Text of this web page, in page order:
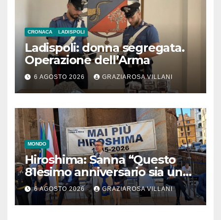
CRONACA LADISPOLI
Ladispoli: donna segregata.
Operazione dell’Arma
6 AGOSTO 2026 GRAZIAROSA VILLANI
MONDO
Hiroshima: Sanna “Questo
81esimo anniversario sia un
monito per tutti”
6 AGOSTO 2026 GRAZIAROSA VILLANI